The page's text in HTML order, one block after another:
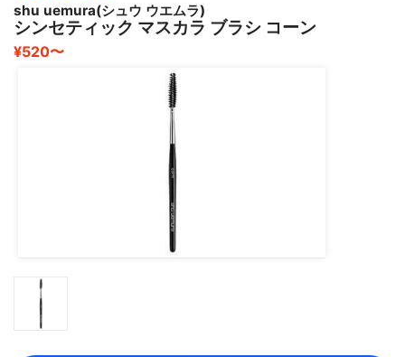
shu uemura(シュウ ウエムラ)
シンセティック マスカラ ブラシ コーン
¥520〜